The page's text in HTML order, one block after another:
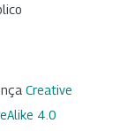
Creative
4.0